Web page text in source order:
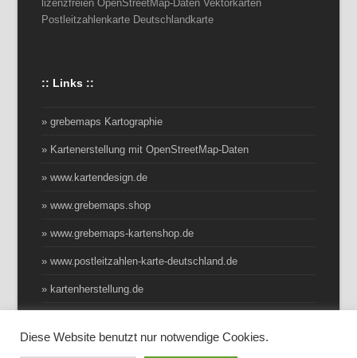
lizenzfreien OpenStreetMap-Daten Vektorkarten
Postleitzahlenkarte Deutschlandkarte
:: Links ::
» grebemaps Kartographie
» Kartenerstellung mit OpenStreetMap-Daten
» www.kartendesign.de
» www.grebemaps.shop
» www.grebemaps-kartenshop.de
» www.postleitzahlen-karte-deutschland.de
» kartenherstellung.de
Diese Website benutzt nur notwendige Cookies.